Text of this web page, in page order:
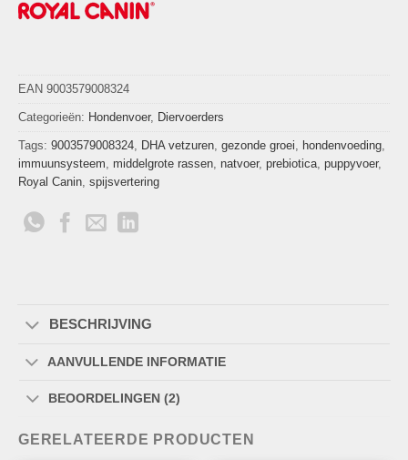
EAN 9003579008324
Categorieën: Hondenvoer, Diervoerders
Tags: 9003579008324, DHA vetzuren, gezonde groei, hondenvoeding,
immuunsysteem, middelgrote rassen, natvoer, prebiotica, puppyvoer,
Royal Canin, spijsvertering
BESCHRIJVING
AANVULLENDE INFORMATIE
BEOORDELINGEN (2)
GERELATEERDE PRODUCTEN